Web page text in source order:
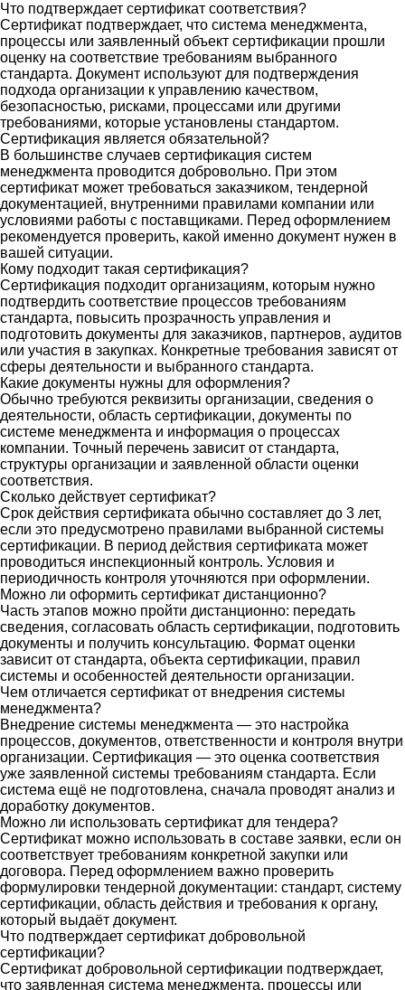
Что подтверждает сертификат соответствия?
Сертификат подтверждает, что система менеджмента,
процессы или заявленный объект сертификации прошли
оценку на соответствие требованиям выбранного
стандарта. Документ используют для подтверждения
подхода организации к управлению качеством,
безопасностью, рисками, процессами или другими
требованиями, которые установлены стандартом.
Сертификация является обязательной?
В большинстве случаев сертификация систем
менеджмента проводится добровольно. При этом
сертификат может требоваться заказчиком, тендерной
документацией, внутренними правилами компании или
условиями работы с поставщиками. Перед оформлением
рекомендуется проверить, какой именно документ нужен в
вашей ситуации.
Кому подходит такая сертификация?
Сертификация подходит организациям, которым нужно
подтвердить соответствие процессов требованиям
стандарта, повысить прозрачность управления и
подготовить документы для заказчиков, партнеров, аудитов
или участия в закупках. Конкретные требования зависят от
сферы деятельности и выбранного стандарта.
Какие документы нужны для оформления?
Обычно требуются реквизиты организации, сведения о
деятельности, область сертификации, документы по
системе менеджмента и информация о процессах
компании. Точный перечень зависит от стандарта,
структуры организации и заявленной области оценки
соответствия.
Сколько действует сертификат?
Срок действия сертификата обычно составляет до 3 лет,
если это предусмотрено правилами выбранной системы
сертификации. В период действия сертификата может
проводиться инспекционный контроль. Условия и
периодичность контроля уточняются при оформлении.
Можно ли оформить сертификат дистанционно?
Часть этапов можно пройти дистанционно: передать
сведения, согласовать область сертификации, подготовить
документы и получить консультацию. Формат оценки
зависит от стандарта, объекта сертификации, правил
системы и особенностей деятельности организации.
Чем отличается сертификат от внедрения системы
менеджмента?
Внедрение системы менеджмента — это настройка
процессов, документов, ответственности и контроля внутри
организации. Сертификация — это оценка соответствия
уже заявленной системы требованиям стандарта. Если
система ещё не подготовлена, сначала проводят анализ и
доработку документов.
Можно ли использовать сертификат для тендера?
Сертификат можно использовать в составе заявки, если он
соответствует требованиям конкретной закупки или
договора. Перед оформлением важно проверить
формулировки тендерной документации: стандарт, систему
сертификации, область действия и требования к органу,
который выдаёт документ.
Что подтверждает сертификат добровольной
сертификации?
Сертификат добровольной сертификации подтверждает,
что заявленная система менеджмента, процессы или